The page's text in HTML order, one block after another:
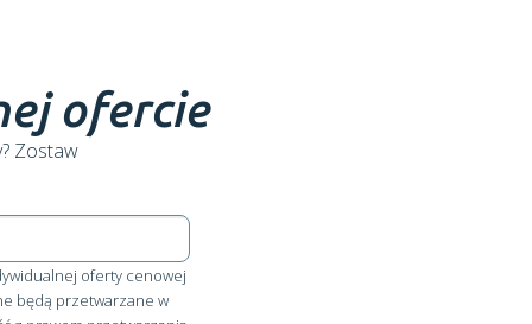
ofercie
Zostaw
oferty cenowej
będą przetwarzane w